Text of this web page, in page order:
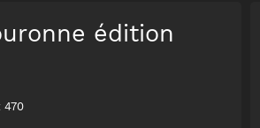
édition
470